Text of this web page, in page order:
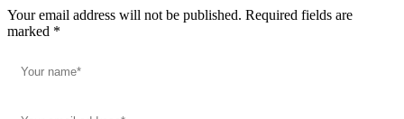
Your email address will not be published. Required fields are
marked *